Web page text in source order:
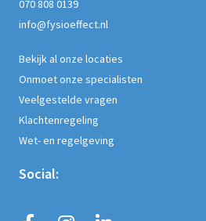
070 808 0139
info@fysioeffect.nl
Bekijk al onze locaties
Onmoet onze specialisten
Veelgestelde vragen
Klachtenregeling
Wet- en regelgeving
Social: